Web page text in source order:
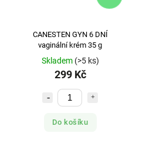
CANESTEN GYN 6 DNÍ
vaginální krém 35 g
Skladem (>5 ks)
299 Kč
Do košíku